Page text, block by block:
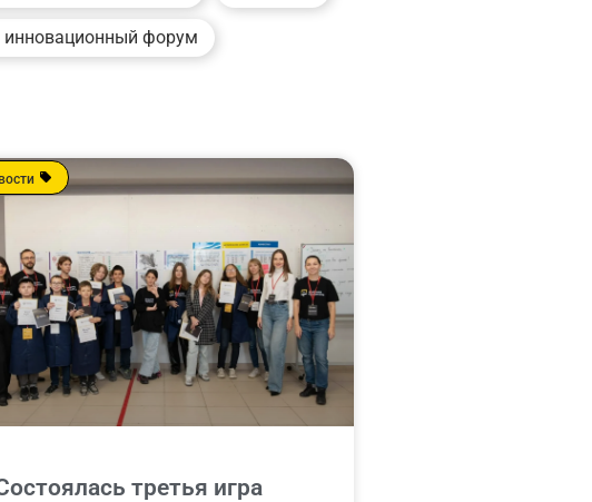
форум
третья игра